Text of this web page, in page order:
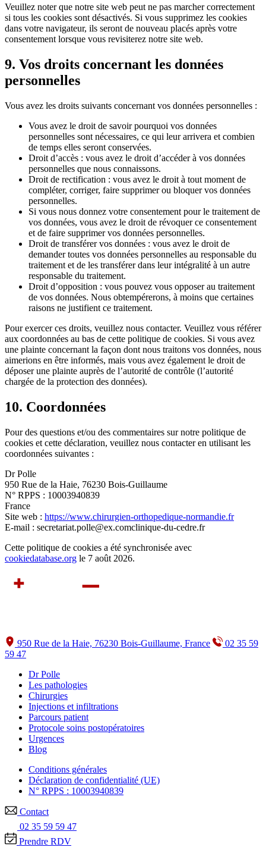
Veuillez noter que notre site web peut ne pas marcher correctement
si tous les cookies sont désactivés. Si vous supprimez les cookies
dans votre navigateur, ils seront de nouveau placés après votre
consentement lorsque vous revisiterez notre site web.
9. Vos droits concernant les données
personnelles
Vous avez les droits suivants concernant vos données personnelles :
Vous avez le droit de savoir pourquoi vos données
personnelles sont nécessaires, ce qui leur arrivera et combien
de temps elles seront conservées.
Droit d’accès : vous avez le droit d’accéder à vos données
personnelles que nous connaissons.
Droit de rectification : vous avez le droit à tout moment de
compléter, corriger, faire supprimer ou bloquer vos données
personnelles.
Si vous nous donnez votre consentement pour le traitement de
vos données, vous avez le droit de révoquer ce consentement
et de faire supprimer vos données personnelles.
Droit de transférer vos données : vous avez le droit de
demander toutes vos données personnelles au responsable du
traitement et de les transférer dans leur intégralité à un autre
responsable du traitement.
Droit d’opposition : vous pouvez vous opposer au traitement
de vos données. Nous obtempérerons, à moins que certaines
raisons ne justifient ce traitement.
Pour exercer ces droits, veuillez nous contacter. Veuillez vous référer
aux coordonnées au bas de cette politique de cookies. Si vous avez
une plainte concernant la façon dont nous traitons vos données, nous
aimerions en être informés, mais vous avez également le droit de
déposer une plainte auprès de l’autorité de contrôle (l’autorité
chargée de la protection des données).
10. Coordonnées
Pour des questions et/ou des commentaires sur notre politique de
cookies et cette déclaration, veuillez nous contacter en utilisant les
coordonnées suivantes :
Dr Polle
950 Rue de la Haie, 76230 Bois-Guillaume
N° RPPS : 10003940839
France
Site web : https://www.chirurgien-orthopedique-normandie.fr
E-mail : secretariat.polle@ex.comclinique-du-cedre.fr
Cette politique de cookies a été synchronisée avec
cookiedatabase.org le 7 août 2026.
950 Rue de la Haie, 76230 Bois-Guillaume, France
02 35 59
59 47
Dr Polle
Les pathologies
Chirurgies
Injections et infiltrations
Parcours patient
Protocole soins postopératoires
Urgences
Blog
Conditions générales
Déclaration de confidentialité (UE)
N° RPPS : 10003940839
Contact
02 35 59 59 47
Prendre RDV